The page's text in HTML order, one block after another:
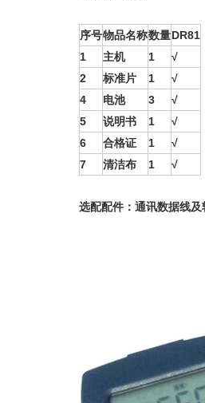
序号物品名称数量DR81
1
主机 1
√
2
标准片 1
√
4
电池 3
√
5
说明书 1
√
6
合格证 1
√
7
清洁布 1 √
选配配件：通讯数据线及